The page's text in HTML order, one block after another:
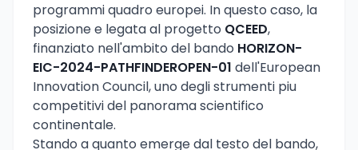
programmi quadro europei. In questo caso, la
posizione e legata al progetto QCEED,
finanziato nell'ambito del bando HORIZON-
EIC-2024-PATHFINDEROPEN-01 dell'European
Innovation Council, uno degli strumenti piu
competitivi del panorama scientifico
continentale.
Stando a quanto emerge dal testo del bando,